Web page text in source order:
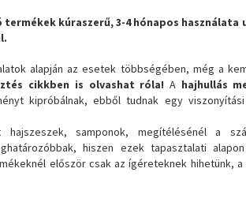
kúraszerű, 3-4 hónapos használata
alapján az esetek többségében, még a
cikkben is olvashat róla! A hajhullás
kipróbálnak, ebből tudnak egy
hajszeszek, samponok, megítélésénél a
hiszen ezek tapasztalati
először csak az ígéreteknek hihetünk,